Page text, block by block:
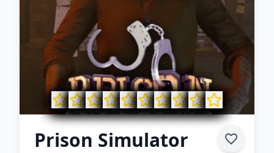
Prison Simulator